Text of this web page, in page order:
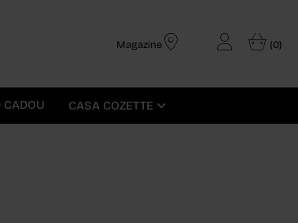
Magazine (0)
CADOU CASA COZETTE